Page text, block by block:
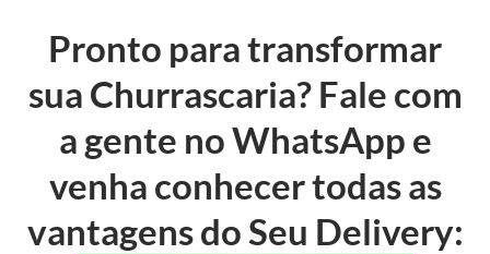
Pronto para transformar
sua Churrascaria? Fale com
a gente no WhatsApp e
venha conhecer todas as
vantagens do Seu Delivery: